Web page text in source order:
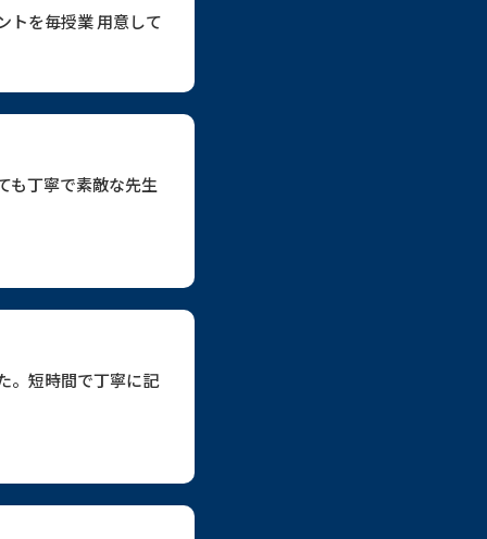
トを毎授業 用意して
も丁寧で素敵な先生
。短時間で丁寧に記